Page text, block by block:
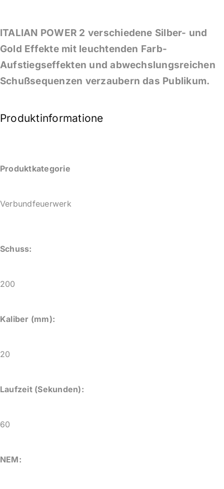
ITALIAN POWER 2 verschiedene Silber- und
Gold Effekte mit leuchtenden Farb-
Aufstiegseffekten und abwechslungsreichen
Schußsequenzen verzaubern das Publikum.
Produktinformationen
Produktkategorie
Verbundfeuerwerk
Schuss:
200
Kaliber (mm):
20
Laufzeit (Sekunden):
60
NEM: